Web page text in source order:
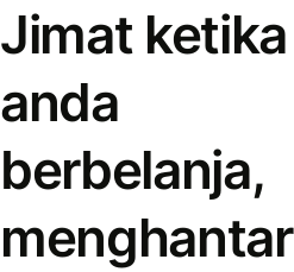
Jimat ketika
anda
berbelanja,
menghantar